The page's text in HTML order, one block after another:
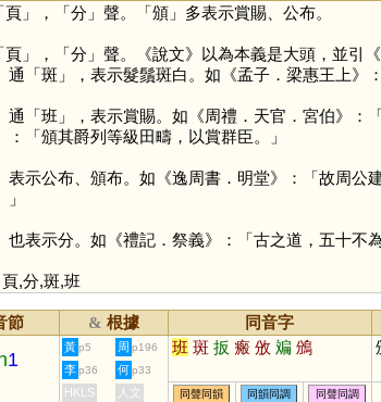
頁」，「分」聲。「頒」多表示賞賜、公布。
頁」，「分」聲。《說文》以為本義是大頭，並引
通「斑 」，表示髮鬚斑白。如《孟子．梁惠王上》
通「班」，表示賞賜。如《周禮．天官．宮伯》：
：「頒其爵列等級田疇，以賞群臣。」
表示公布、頒布。如《逸周書．明堂》：「故周公
也表示分。如《禮記．祭義》：「古之道，五十不
頁,分,斑,班
節 & 根據 同音字
1
黃 p5 周 p196 班 斑 扳 瘢 攽 斒 鳻
李 p36 何 p33
HKLS 人文 同聲同韻 同韻同調 同聲同調